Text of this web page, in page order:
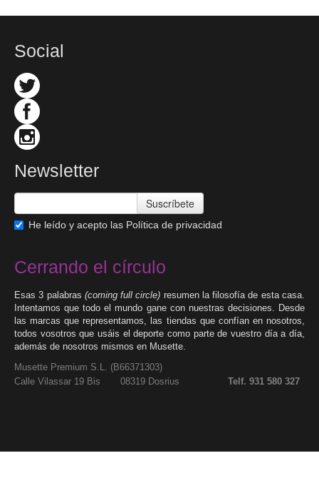
Social
Newsletter
Suscríbete
He leído y acepto las Política de privacidad
Cerrando el círculo
Esas 3 palabras (coming full circle) resumen la filosofía de esta casa.
Intentamos que todo el mundo gane con nuestras decisiones. Desde
las marcas que representamos, las tiendas que confían en nosotros,
todos vosotros que usáis el deporte como parte de vuestro día a día,
además de nosotros mismos en Musette.
Musette Premium S.L. (B66371303)
Calle Vilassar 19 Bis 08319 Dosrius Telf. 931 580 327